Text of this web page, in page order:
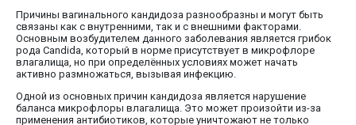
Причины вагинального кандидоза разнообразны и могут быть
связаны как с внутренними, так и с внешними факторами.
Основным возбудителем данного заболевания является грибок
рода Candida, который в норме присутствует в микрофлоре
влагалища, но при определённых условиях может начать
активно размножаться, вызывая инфекцию.
Одной из основных причин кандидоза является нарушение
баланса микрофлоры влагалища. Это может произойти из-за
применения антибиотиков, которые уничтожают не только